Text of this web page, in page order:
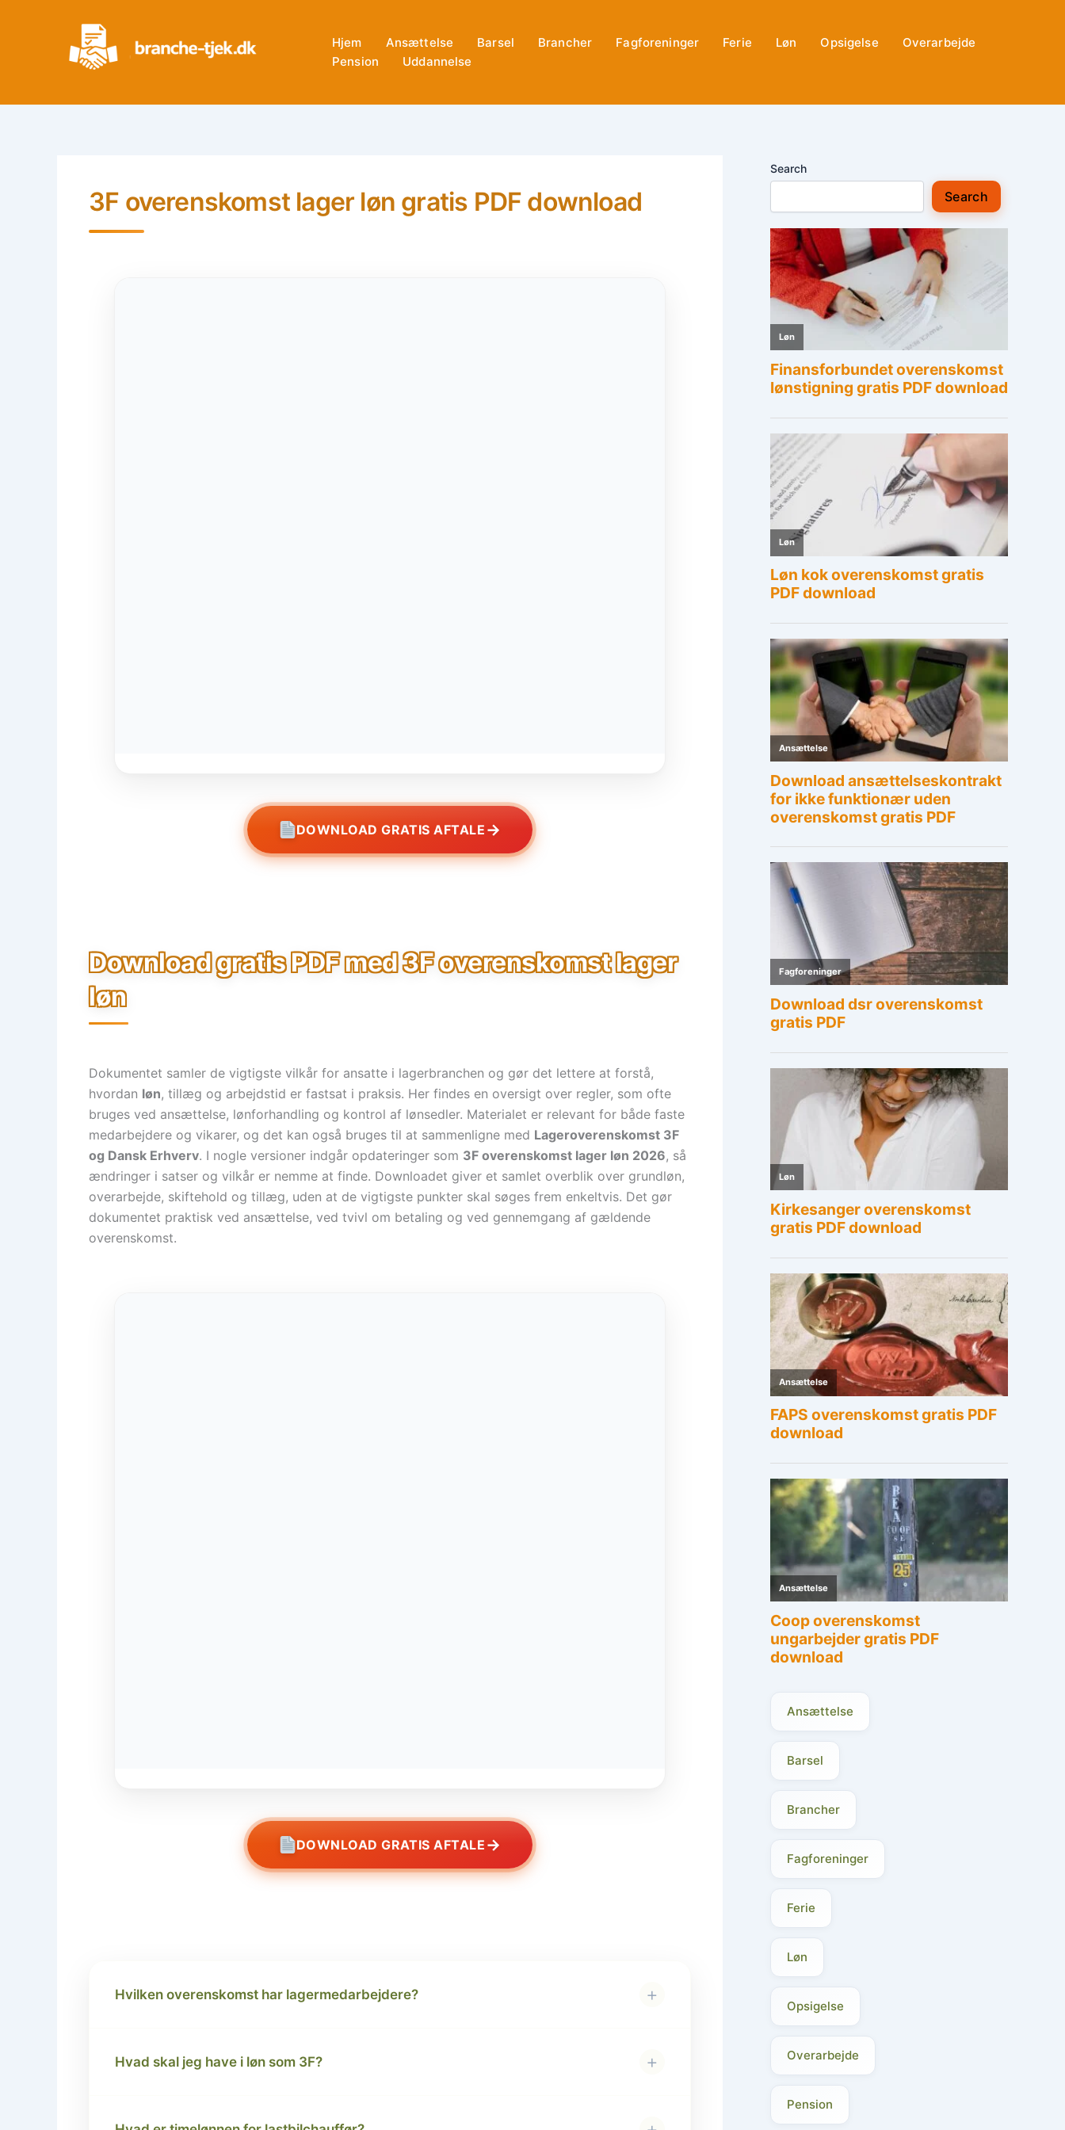
Hjem Ansættelse Barsel Brancher Fagforeninger Ferie Løn Opsigelse
Overarbejde
Pension
Uddannelse
3F overenskomst lager løn gratis PDF download
DOWNLOAD GRATIS AFTALE →
Download gratis PDF med 3F overenskomst lager
løn
Dokumentet samler de vigtigste vilkår for ansatte i lagerbranchen og gør det lettere at forstå,
hvordan løn, tillæg og arbejdstid er fastsat i praksis. Her findes en oversigt over regler, som ofte
bruges ved ansættelse, lønforhandling og kontrol af lønsedler. Materialet er relevant for både faste
medarbejdere og vikarer, og det kan også bruges til at sammenligne med Lageroverenskomst 3F
og Dansk Erhverv. I nogle versioner indgår opdateringer som 3F overenskomst lager løn 2026, så
ændringer i satser og vilkår er nemme at finde. Downloadet giver et samlet overblik over grundløn,
overarbejde, skiftehold og tillæg, uden at de vigtigste punkter skal søges frem enkeltvis. Det gør
dokumentet praktisk ved ansættelse, ved tvivl om betaling og ved gennemgang af gældende
overenskomst.
DOWNLOAD GRATIS AFTALE →
Hvilken overenskomst har lagermedarbejdere? +
Hvad skal jeg have i løn som 3F? +
Search
Search
Ansættelse
Barsel
Brancher
Fagforeninger
Ferie
Løn
Opsigelse
Overarbejde
Pension